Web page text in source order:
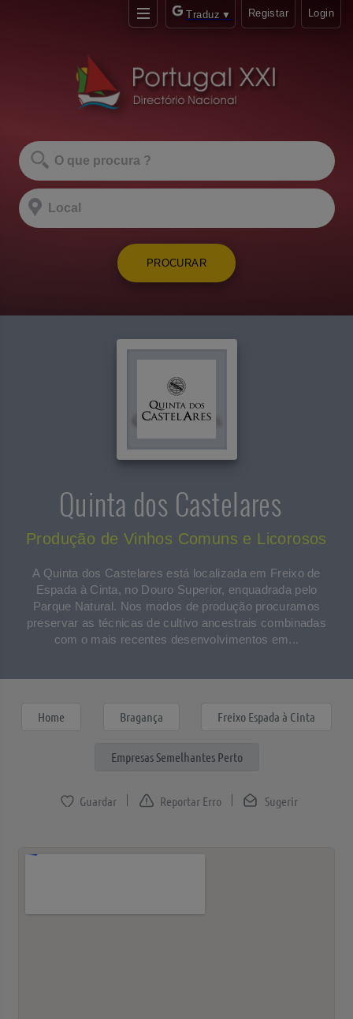
Traduz ▼ Registar Login
PROCURAR
Quinta dos Castelares
Produção de Vinhos Comuns e Licorosos
A Quinta dos Castelares está localizada em Freixo de
Espada à Cinta, no Douro Superior, enquadrada pelo
Parque Natural. Nos modos de produção procuramos
preservar as técnicas de cultivo ancestrais combinadas
com o mais recentes desenvolvimentos em...
Home Bragança Freixo Espada à Cinta
Empresas Semelhantes Perto
Sugerir
Reportar Erro